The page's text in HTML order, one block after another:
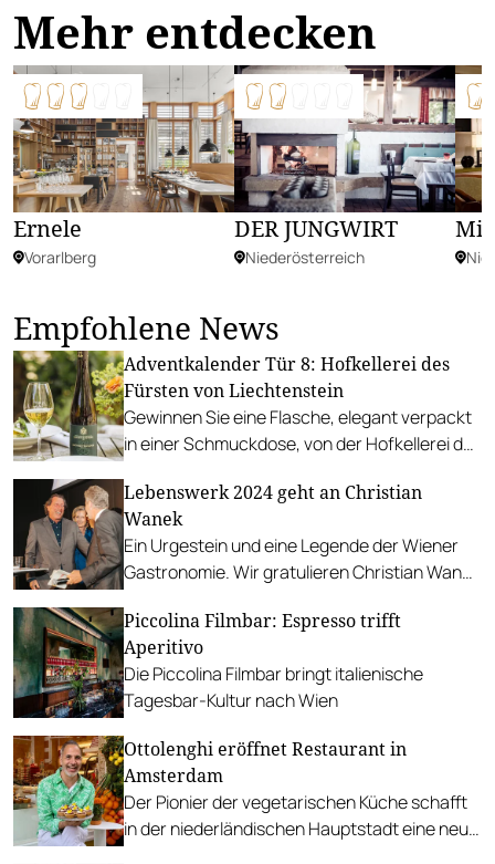
Mehr entdecken
Ernele
Vorarlberg
DER JUNGWIRT
Niederösterreich
Empfohlene News
Adventkalender Tür 8: Hofkellerei des
Fürsten von Liechtenstein
Gewinnen Sie eine Flasche, elegant verpackt
in einer Schmuckdose, von der Hofkellerei des
Lebenswerk 2024 geht an Christian
Wanek
Ein Urgestein und eine Legende der Wiener
Gastronomie. Wir gratulieren Christian Wanek
Piccolina Filmbar: Espresso trifft
Aperitivo
Die Piccolina Filmbar bringt italienische
Tagesbar-Kultur nach Wien
Ottolenghi eröffnet Restaurant in
Amsterdam
Der Pionier der vegetarischen Küche schafft
in der niederländischen Hauptstadt eine neue